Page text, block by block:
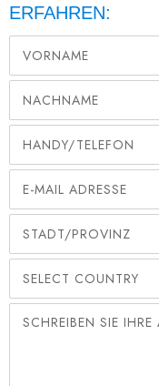
ERFAHREN: